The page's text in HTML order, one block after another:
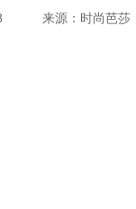
来源：时尚芭莎